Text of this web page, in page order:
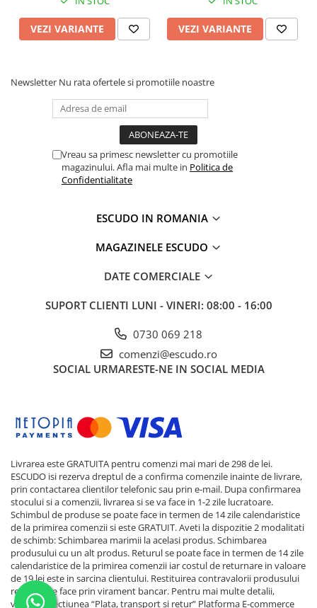
VEZI VARIANTE VEZI VARIANTE
Newsletter Nu rata ofertele si promotiile noastre
Vreau sa primesc newsletter cu promotiile
magazinului. Afla mai multe in Politica de
Confidentialitate
ESCUDO IN ROMANIA
MAGAZINELE ESCUDO
DATE COMERCIALE
SUPORT CLIENTI LUNI - VINERI: 08:00 - 16:00
0730 069 218
comenzi@escudo.ro
SOCIAL URMARESTE-NE IN SOCIAL MEDIA
Livrarea este GRATUITA pentru comenzi mai mari de 298 de lei.
ESCUDO isi rezerva dreptul de a confirma comenzile inainte de livrare,
prin contactarea clientilor telefonic sau prin e-mail. Dupa confirmarea
stocului si a comenzii, livrarea si se va face in 1-2 zile lucratoare.
Schimbul de produse se poate face in termen de 14 zile calendaristice
de la primirea comenzii si este GRATUIT. Aveti la dispozitie 2 modalitati
de schimb: Schimbarea marimii la acelasi produs. Schimbarea
produsului cu un alt produs. Returul se poate face in termen de 14 zile
calendaristice de la primirea comenzii iar costul de returnare in valoare
de 19 lei este in sarcina clientului. Restituirea contravalorii produsului
returnat se face prin virament bancar. Pentru mai multe detalii,
verificati sectiunea “Plata, transport si retur” Platforma E-commerce